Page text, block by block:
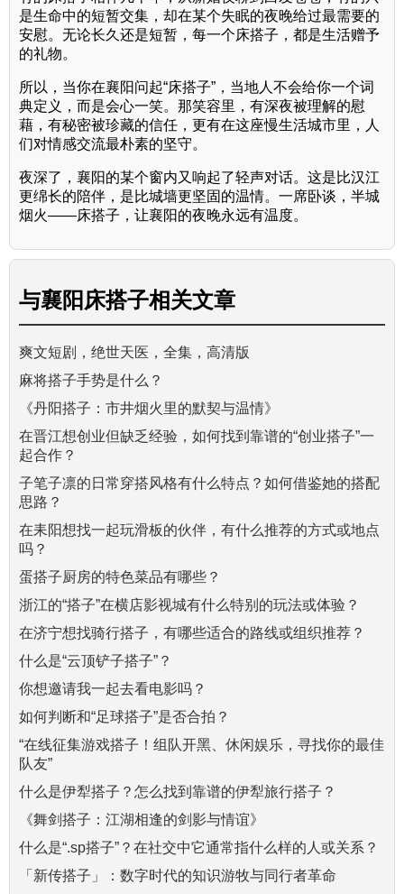
是生命中的短暂交集，却在某个失眠的夜晚给过最需要的
安慰。无论长久还是短暂，每一个床搭子，都是生活赠予
的礼物。
所以，当你在襄阳问起“床搭子”，当地人不会给你一个词
典定义，而是会心一笑。那笑容里，有深夜被理解的慰
藉，有秘密被珍藏的信任，更有在这座慢生活城市里，人
们对情感交流最朴素的坚守。
夜深了，襄阳的某个窗内又响起了轻声对话。这是比汉江
更绵长的陪伴，是比城墙更坚固的温情。一席卧谈，半城
烟火——床搭子，让襄阳的夜晚永远有温度。
与襄阳床搭子相关文章
爽文短剧，绝世天医，全集，高清版
麻将搭子手势是什么？
《丹阳搭子：市井烟火里的默契与温情》
在晋江想创业但缺乏经验，如何找到靠谱的“创业搭子”一
起合作？
子笔子凛的日常穿搭风格有什么特点？如何借鉴她的搭配
思路？
在耒阳想找一起玩滑板的伙伴，有什么推荐的方式或地点
吗？
蛋搭子厨房的特色菜品有哪些？
浙江的“搭子”在横店影视城有什么特别的玩法或体验？
在济宁想找骑行搭子，有哪些适合的路线或组织推荐？
什么是“云顶铲子搭子”？
你想邀请我一起去看电影吗？
如何判断和“足球搭子”是否合拍？
“在线征集游戏搭子！组队开黑、休闲娱乐，寻找你的最佳
队友”
什么是伊犁搭子？怎么找到靠谱的伊犁旅行搭子？
《舞剑搭子：江湖相逢的剑影与情谊》
什么是“.sp搭子”？在社交中它通常指什么样的人或关系？
「新传搭子」：数字时代的知识游牧与同行者革命